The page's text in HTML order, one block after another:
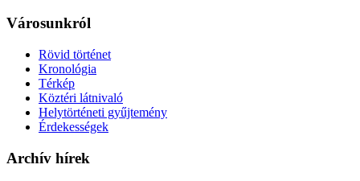
Városunkról
Rövid történet
Kronológia
Térkép
Köztéri látnivaló
Helytörténeti gyűjtemény
Érdekességek
Archív hírek